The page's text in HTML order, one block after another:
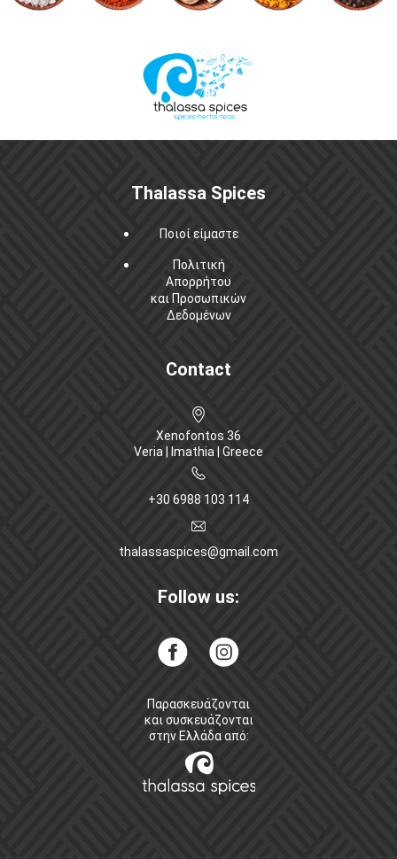
Thalassa Spices
Ποιοί είμαστε
Πολιτική
Απορρήτου
και Προσωπικών
Δεδομένων
Contact
Xenofontos 36
Veria | Imathia | Greece
+30 6988 103 114
thalassaspices@gmail.com
Follow us:
Παρασκευάζονται
και συσκευάζονται
στην Ελλάδα από: